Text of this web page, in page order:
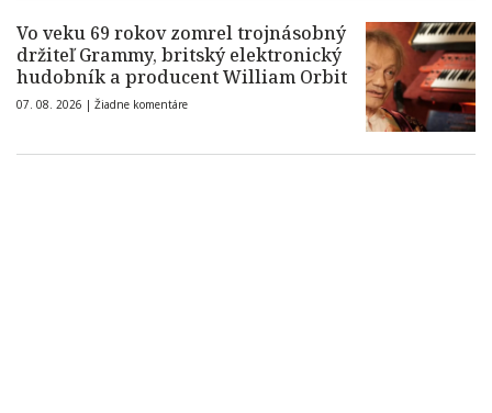
Vo veku 69 rokov zomrel trojnásobný
držiteľ Grammy, britský elektronický
hudobník a producent William Orbit
07. 08. 2026 | Žiadne komentáre